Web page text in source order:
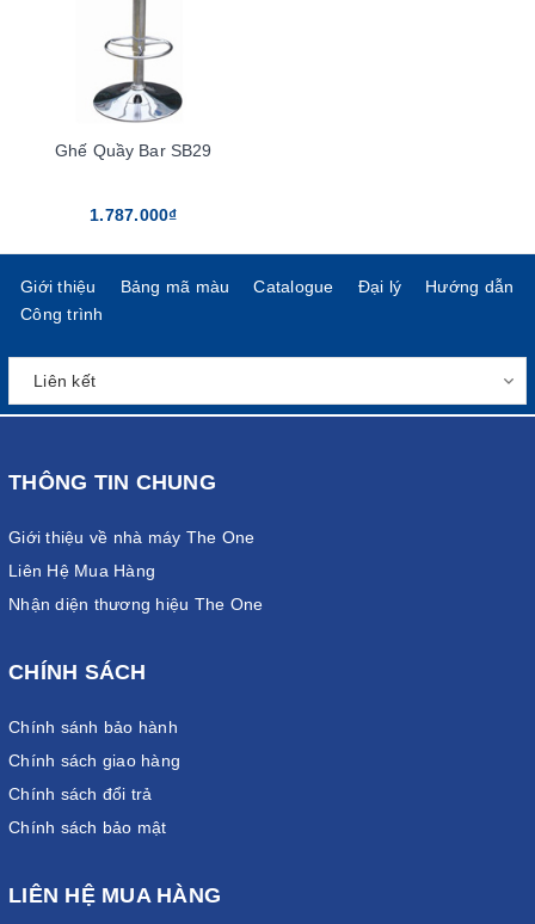
Ghế Quầy Bar SB29
1.787.000₫
Giới thiệu Bảng mã màu Catalogue Đại lý
Hướng dẫn
Công trình
THÔNG TIN CHUNG
Giới thiệu về nhà máy The One
Liên Hệ Mua Hàng
Nhận diện thương hiệu The One
CHÍNH SÁCH
Chính sánh bảo hành
Chính sách giao hàng
Chính sách đổi trả
Chính sách bảo mật
LIÊN HỆ MUA HÀNG